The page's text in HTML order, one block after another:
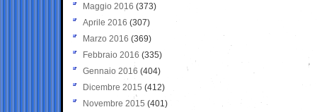
Maggio 2016 (373)
Aprile 2016 (307)
Marzo 2016 (369)
Febbraio 2016 (335)
Gennaio 2016 (404)
Dicembre 2015 (412)
Novembre 2015 (401)